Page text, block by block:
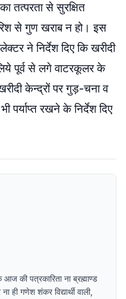
तत्परता से सुरक्षित
से गुण खराब न हो। इस
ने निर्देश दिए कि खरीदी
पूर्व से लगे वाटरकूलर के
केन्द्रों पर गुड़-चना व
पर्याप्त रखने के निर्देश दिए
आज की पत्रकारिता ना ब्रह्माण्ड
ही गणेश शंकर विद्यार्थी वाली,